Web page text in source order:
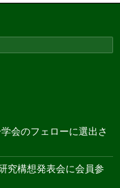
会のフェローに選出さ
構想発表会に会員参